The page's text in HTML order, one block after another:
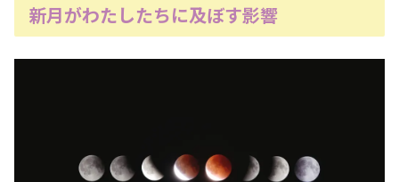
新月がわたしたちに及ぼす影響